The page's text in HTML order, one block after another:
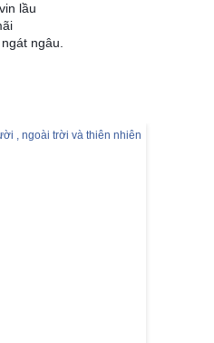
lầu
ngâu.